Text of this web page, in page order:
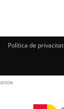
Política de privacitat